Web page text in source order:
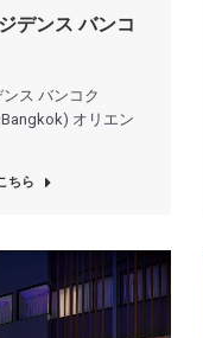
デンス バンコ
ス バンコク
オリエン
ちら